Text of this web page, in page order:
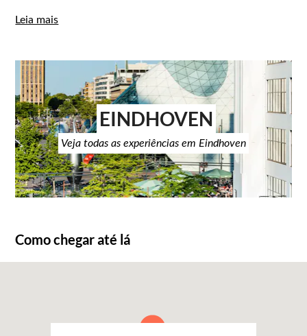
Leia mais
EINDHOVEN
Veja todas as experiências em Eindhoven
Como chegar até lá